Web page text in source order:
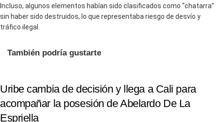
Incluso, algunos elementos habían sido clasificados como “chatarra”
sin haber sido destruidos, lo que representaba riesgo de desvío y
tráfico ilegal.
También podría gustarte
Uribe cambia de decisión y llega a Cali para
acompañar la posesión de Abelardo De La
Espriella